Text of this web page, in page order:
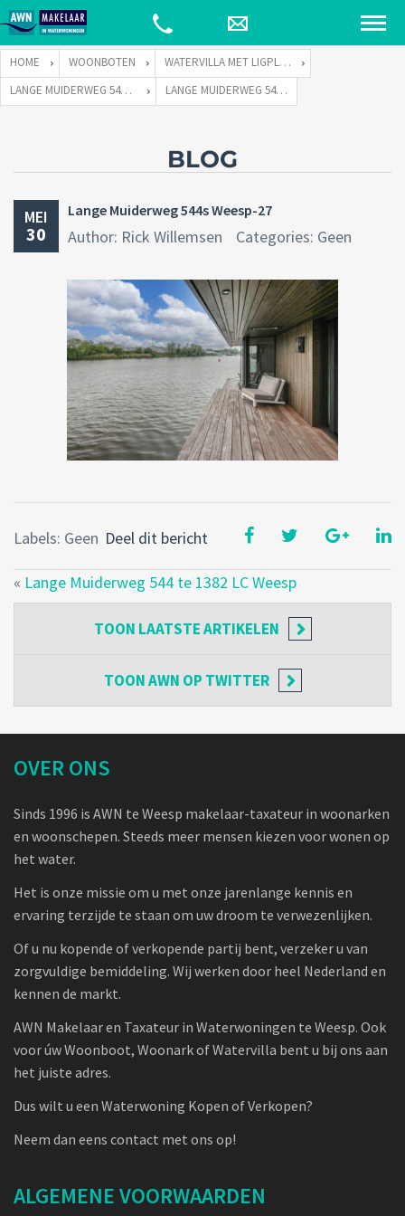
HOME WOONBOTEN
WATERVILLA MET LIGPLAATS
LANGE MUIDERWEG 544 TE 1382 LC WEESP
LANGE MUIDERWEG 544S WEESP-27
BLOG
MEI
30
Lange Muiderweg 544s Weesp-27
Author: Rick Willemsen Categories: Geen
Deel dit bericht
Labels: Geen
« Lange Muiderweg 544 te 1382 LC Weesp
TOON LAATSTE ARTIKELEN
TOONAWN OP TWITTER
OVER ONS
Sinds 1996 is AWN te Weesp makelaar-taxateur in woonarken
en woonschepen. Steeds meer mensen kiezen voor wonen op
het water.
Het is onze missie om u met onze jarenlange kennis en
ervaring terzijde te staan om uw droom te verwezenlijken.
Of u nu kopende of verkopende partij bent, verzeker u van
zorgvuldige bemiddeling. Wij werken door heel Nederland en
kennen de markt.
AWN Makelaar en Taxateur in Waterwoningen te Weesp. Ook
voor úw Woonboot, Woonark of Watervilla bent u bij ons aan
het juiste adres.
Dus wilt u een Waterwoning Kopen of Verkopen?
Neem dan eens contact met ons op!
ALGEMENE VOORWAARDEN